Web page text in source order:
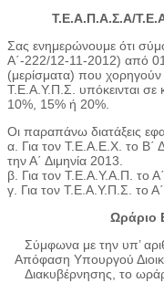
Τ.Ε.Α.Π.Α.Σ.Α/
Σας ενημερώνουμε ότι
Α΄-222/12-11-2012) από
(μερίσματα) που
Τ.Ε.Α.Υ.Π.Σ. υπόκεινται σε
10%, 15% ή 20%.
Οι παραπάνω διατάξεις
α. Για τον Τ.Ε.Α.Ε.Χ. το Β΄
την Α΄ Διμηνία 2013.
β. Για τον Τ.Ε.Α.Υ.Α.Π. το
γ. Για τον Τ.Ε.Α.Υ.Π.Σ. το
Ωράριο
Σύμφωνα με την υπ’
Απόφαση Υπουργού
Διακυβέρνησης, το